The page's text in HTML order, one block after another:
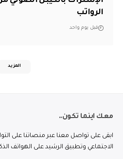
الرواتب
قبل يوم واحد
المزيد
معك اينما تكون..
ابقى على تواصل معنا عبر منصاتنا على
الاجتماعي وتطبيق الرشيد على الهواتف